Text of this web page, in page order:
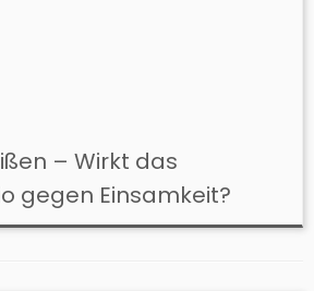
– Wirkt das
gegen Einsamkeit?